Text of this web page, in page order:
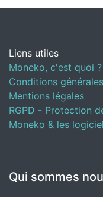
Liens utiles
Moneko, c'est quoi ?
Conditions
Mentions légales
RGPD - Protection
Moneko & les
Qui sommes